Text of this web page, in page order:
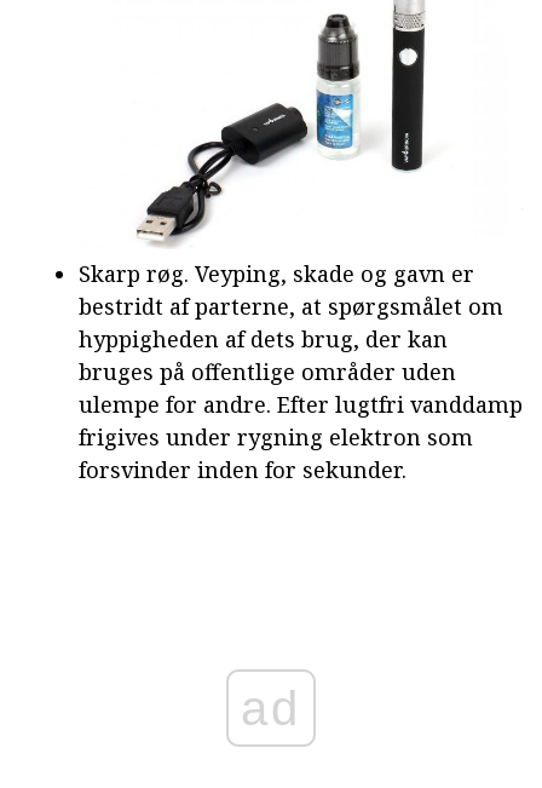
Skarp røg. Veyping, skade og gavn er
bestridt af parterne, at spørgsmålet om
hyppigheden af dets brug, der kan
bruges på offentlige områder uden
ulempe for andre. Efter lugtfri vanddamp
frigives under rygning elektron som
forsvinder inden for sekunder.
ad